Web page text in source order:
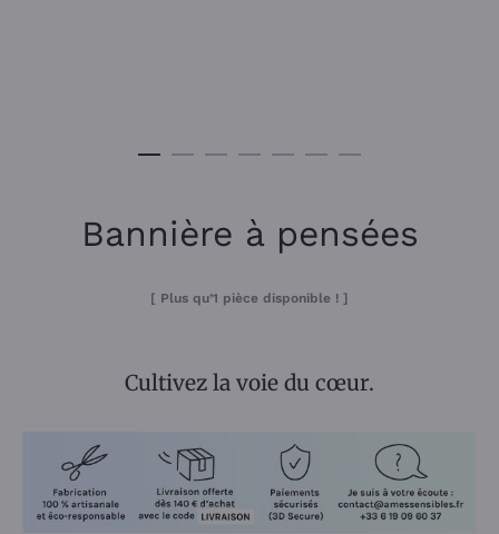
Bannière à pensées
[ Plus qu’1 pièce disponible ! ]
Cultivez la voie du cœur.